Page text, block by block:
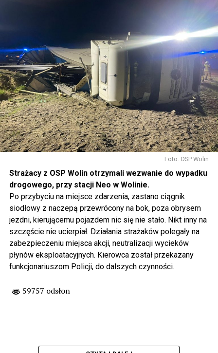
Foto: OSP Wolin
Strażacy z OSP Wolin otrzymali wezwanie do wypadku
drogowego, przy stacji Neo w Wolinie.
Po przybyciu na miejsce zdarzenia, zastano ciągnik
siodłowy z naczepą przewrócony na bok, poza obrysem
jezdni, kierującemu pojazdem nic się nie stało. Nikt inny na
szczęście nie ucierpiał. Działania strażaków polegały na
zabezpieczeniu miejsca akcji, neutralizacji wycieków
płynów eksploatacyjnych. Kierowca został przekazany
funkcjonariuszom Policji, do dalszych czynności.
59757 odsłon